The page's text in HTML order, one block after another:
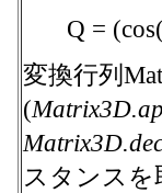
Q =
変換行列
(
スタンス